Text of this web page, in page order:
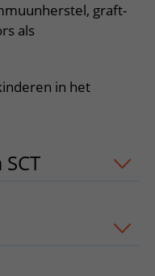
graft-
als
in het
uitklapper,
uitklapper, klik